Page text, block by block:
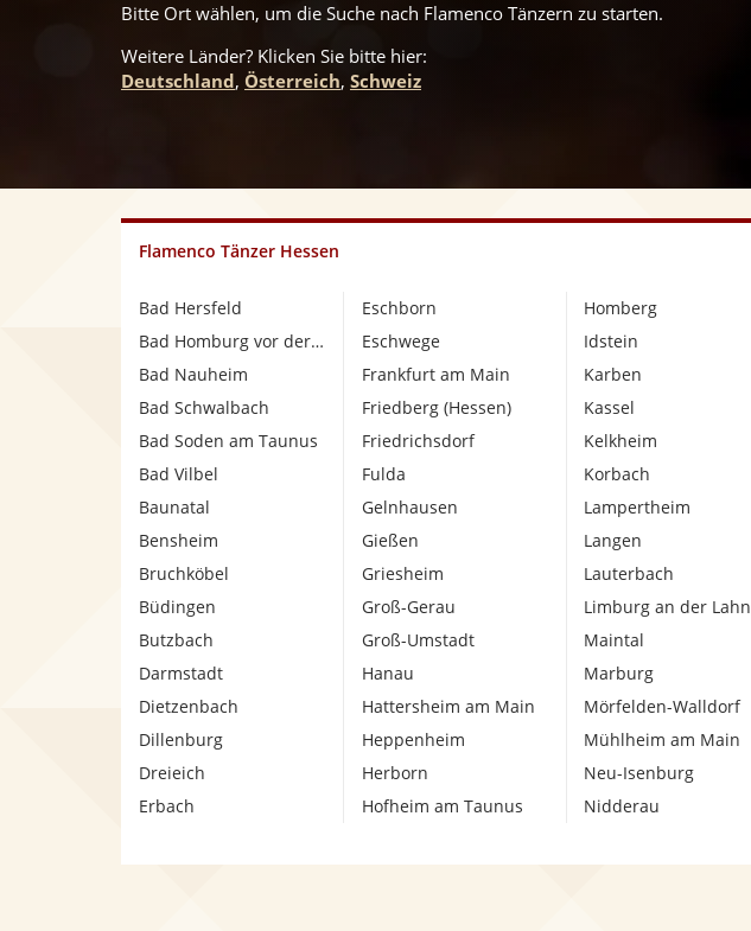
Bitte Ort wählen, um die Suche nach Flamenco Tänzern zu starten.
Weitere Länder? Klicken Sie bitte hier:
Deutschland, Österreich, Schweiz
Flamenco Tänzer Hessen
Bad Hersfeld
Bad Homburg vor der Höhe
Bad Nauheim
Bad Schwalbach
Bad Soden am Taunus
Bad Vilbel
Baunatal
Bensheim
Bruchköbel
Büdingen
Butzbach
Darmstadt
Dietzenbach
Dillenburg
Dreieich
Erbach
Eschborn
Eschwege
Frankfurt am Main
Friedberg (Hessen)
Friedrichsdorf
Fulda
Gelnhausen
Gießen
Griesheim
Groß-Gerau
Groß-Umstadt
Hanau
Hattersheim am Main
Heppenheim
Herborn
Hofheim am Taunus
Homberg
Idstein
Karben
Kassel
Kelkheim
Korbach
Lampertheim
Langen
Lauterbach
Limburg an der Lahn
Maintal
Marburg
Mörfelden-Walldorf
Mühlheim am Main
Neu-Isenburg
Nidderau